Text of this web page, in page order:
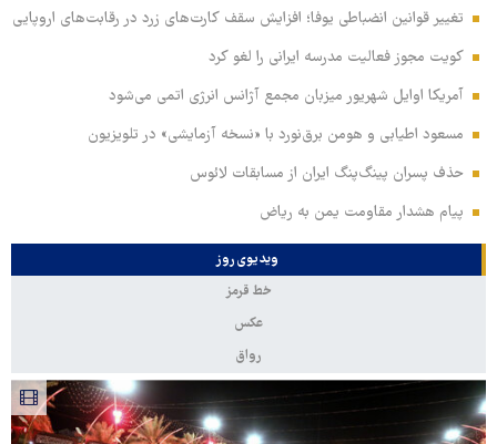
تغییر قوانین انضباطی یوفا؛ افزایش سقف کارت‌های زرد در رقابت‌های اروپایی
کویت مجوز فعالیت مدرسه ایرانی را لغو کرد
آمریکا اوایل شهریور میزبان مجمع آژانس انرژی اتمی می‌شود
مسعود اطیابی و هومن برق‌نورد با «نسخه آزمایشی» در تلویزیون
حذف پسران پینگ‌پنگ ایران از مسابقات لائوس
پیام هشدار مقاومت یمن به ریاض
ویدیوی روز
خط قرمز
عکس
رواق